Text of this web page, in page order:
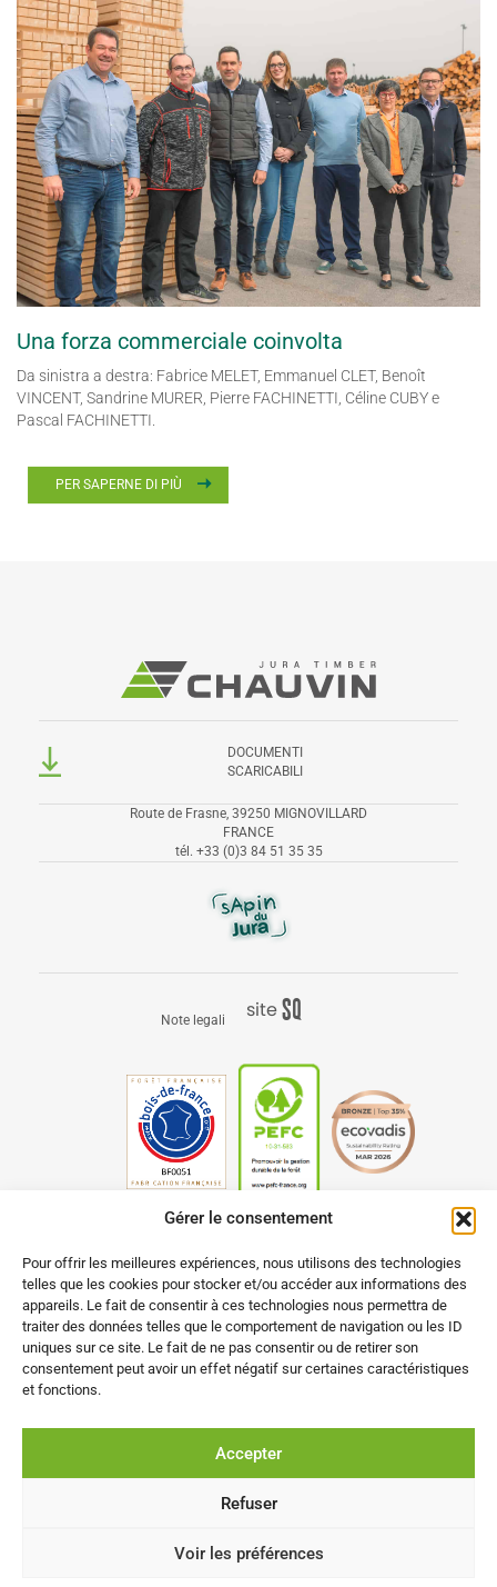
Gérer le consentement
Pour offrir les meilleures expériences, nous utilisons des technologies
telles que les cookies pour stocker et/ou accéder aux informations des
appareils. Le fait de consentir à ces technologies nous permettra de
traiter des données telles que le comportement de navigation ou les ID
uniques sur ce site. Le fait de ne pas consentir ou de retirer son
consentement peut avoir un effet négatif sur certaines caractéristiques
et fonctions.
Accepter
Refuser
Voir les préférences
Una forza commerciale coinvolta
Da sinistra a destra: Fabrice MELET, Emmanuel CLET, Benoît
VINCENT, Sandrine MURER, Pierre FACHINETTI, Céline CUBY e
Pascal FACHINETTI.
PER SAPERNE DI PIÙ
DOCUMENTI
SCARICABILI
Route de Frasne, 39250 MIGNOVILLARD
FRANCE
tél. +33 (0)3 84 51 35 35
Note legali siteS q